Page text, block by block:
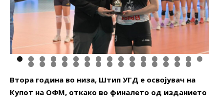
Втора година во низа, Штип УГД е освојувач на
Купот на ОФМ, откако во финалето од изданието